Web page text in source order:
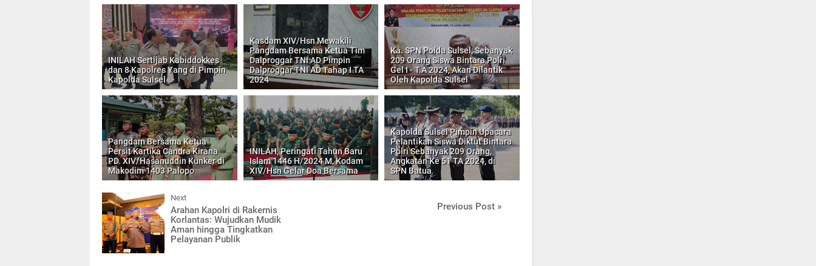
INILAH Sertijab Kabiddokkes
dan 8 Kapolres Yang di Pimpin
Kapolda Sulsel
Kasdam XIV/Hsn Mewakili
Pangdam Bersama Ketua Tim
Dalproggar TNI AD Pimpin
Dalproggar TNI AD Tahap I TA
2024
Ka. SPN Polda Sulsel, Sebanyak
209 Orang Siswa Bintara Polri
Gel I - T.A 2024, Akan Dilantik
Oleh Kapolda Sulsel
Pangdam Bersama Ketua
Persit Kartika Candra Kirana
PD. XIV/Hasanuddin Kunker di
Makodim 1403 Palopo
INILAH, Peringati Tahun Baru
Islam 1446 H/2024 M, Kodam
XIV/Hsn Gelar Doa Bersama
Kapolda Sulsel Pimpin Upacara
Pelantikan Siswa Diktut Bintara
Polri Sebanyak 209 Orang,
Angkatan Ke 51 TA 2024, di
SPN Batua
Next
Arahan Kapolri di Rakernis
Korlantas: Wujudkan Mudik
Aman hingga Tingkatkan
Pelayanan Publik
Previous Post »